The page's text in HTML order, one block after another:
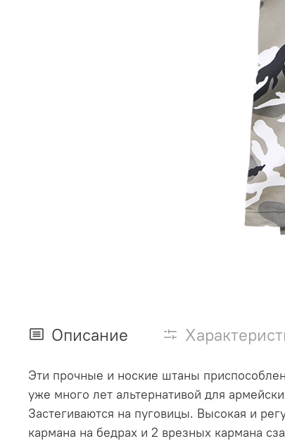
Описание
Эти прочные и ноские штаны
уже много лет альтернативой для
Застегиваются на пуговицы. Высокая и
кармана на бедрах и 2 врезных кармана